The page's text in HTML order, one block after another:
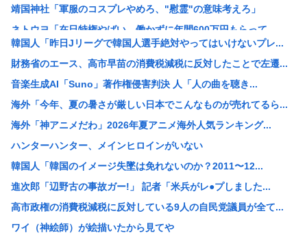
靖国神社「軍服のコスプレやめろ、"慰霊"の意味考えろ」
ネトウヨ「在日特権やばい。働かずに年間600万円もらって...
【重要指名手配】八田與一容疑者、新写真公開も「もう死んで...
小野田大臣、「元々おまえも外国籍だろ？」というツッコミを...
中国「日本は原爆被害者の立場で同情を買おうとするのを止め...
【速報】USスチール、1800億円の黒字www
【悲報】 週刊誌、好き放題書きまくる 高市早苗首相は新公...
【画像】例の美人すぎるおにぎり屋さん、裏でおっさんが握っ...
【高市総理】非核三原則「堅持している」 長崎平和祈念式典...
コールマンの人気商品が変わった？キャンプ離れの中で売れる...
【悲報】全席指定･事前販売制｢琵琶湖三市同時花火大会｣が...
韓国人「昨日Jリーグで韓国人選手絶対やってはいけないプレ...
財務省のエース、高市早苗の消費税減税に反対したことで左遷...
音楽生成AI「Suno」著作権侵害判決 人「人の曲を聴き...
海外「今年、夏の暑さが厳しい日本でこんなものが売れてるら...
海外「神アニメだわ」2026年夏アニメ海外人気ランキング...
ハンターハンター、メインヒロインがいない
韓国人「韓国のイメージ失墜は免れないのか？2011〜12...
進次郎「辺野古の事故ガー!」 記者「米兵がレ●プしました...
高市政権の消費税減税に反対している9人の自民党議員が全て...
ワイ（神絵師）が絵描いたから見てや